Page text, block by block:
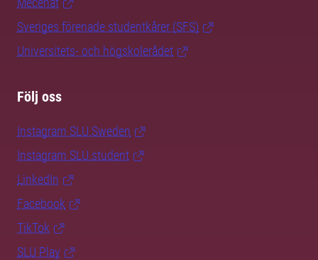
Sveriges förenade studentkårer (SFS)
Universitets- och högskolerådet
Följ oss
Instagram SLU.Sweden
Instagram SLU.student
LinkedIn
Facebook
TikTok
SLU Play